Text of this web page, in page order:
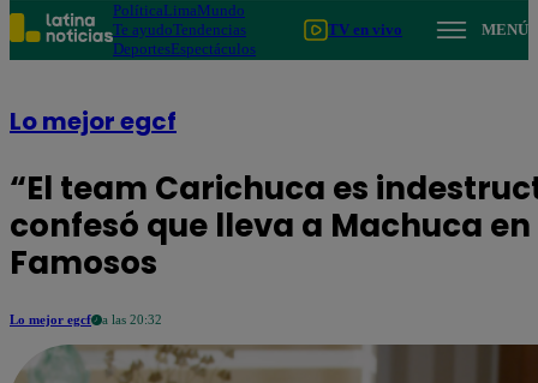
PolíticaLimaMundo
Te ayudoTendencias
DeportesEspectáculos
TV en vivo MENÚ
Lo mejor egcf
“El team Carichuca es
confesó que lleva a Machuca
Famosos
Lo mejor egcf a las 20:32